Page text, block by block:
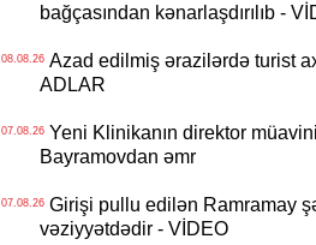
bağçasından kənarlaşdırılıb -
08.08.26Azad edilmiş ərazilərdə turist
ADLAR
07.08.26Yeni Klinikanın direktor müavini
Bayramovdan əmr
07.08.26Girişi pullu edilən Ramramay
vəziyyətdədir - VİDEO